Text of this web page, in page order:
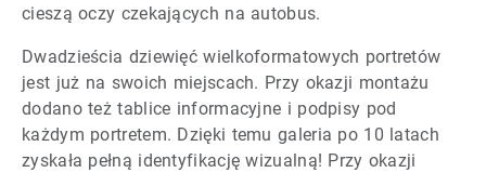
cieszą oczy czekających na autobus.
Dwadzieścia dziewięć wielkoformatowych portretów
jest już na swoich miejscach. Przy okazji montażu
dodano też tablice informacyjne i podpisy pod
każdym portretem. Dzięki temu galeria po 10 latach
zyskała pełną identyfikację wizualną! Przy okazji